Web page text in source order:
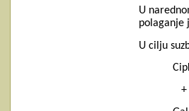
U
polaganje
U cilju
Cipkord
+